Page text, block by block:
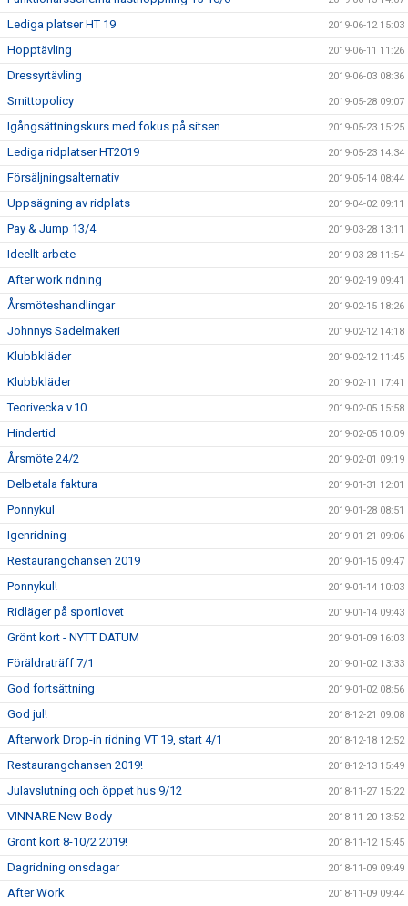
Lediga platser HT 19 2019-06-12 15:03
Hopptävling 2019-06-11 11:26
Dressyrtävling 2019-06-03 08:36
Smittopolicy 2019-05-28 09:07
Igångsättningskurs med fokus på sitsen 2019-05-23 15:25
Lediga ridplatser HT2019 2019-05-23 14:34
Försäljningsalternativ 2019-05-14 08:44
Uppsägning av ridplats 2019-04-02 09:11
Pay & Jump 13/4 2019-03-28 13:11
Ideellt arbete 2019-03-28 11:54
After work ridning 2019-02-19 09:41
Årsmöteshandlingar 2019-02-15 18:26
Johnnys Sadelmakeri 2019-02-12 14:18
Klubbkläder 2019-02-12 11:45
Klubbkläder 2019-02-11 17:41
Teorivecka v.10 2019-02-05 15:58
Hindertid 2019-02-05 10:09
Årsmöte 24/2 2019-02-01 09:19
Delbetala faktura 2019-01-31 12:01
Ponnykul 2019-01-28 08:51
Igenridning 2019-01-21 09:06
Restaurangchansen 2019 2019-01-15 09:47
Ponnykul! 2019-01-14 10:03
Ridläger på sportlovet 2019-01-14 09:43
Grönt kort - NYTT DATUM 2019-01-09 16:03
Föräldraträff 7/1 2019-01-02 13:33
God fortsättning 2019-01-02 08:56
God jul! 2018-12-21 09:08
Afterwork Drop-in ridning VT 19, start 4/1 2018-12-18 12:52
Restaurangchansen 2019! 2018-12-13 15:49
Julavslutning och öppet hus 9/12 2018-11-27 15:22
VINNARE New Body 2018-11-20 13:52
Grönt kort 8-10/2 2019! 2018-11-12 15:45
Dagridning onsdagar 2018-11-09 09:49
After Work 2018-11-09 09:44